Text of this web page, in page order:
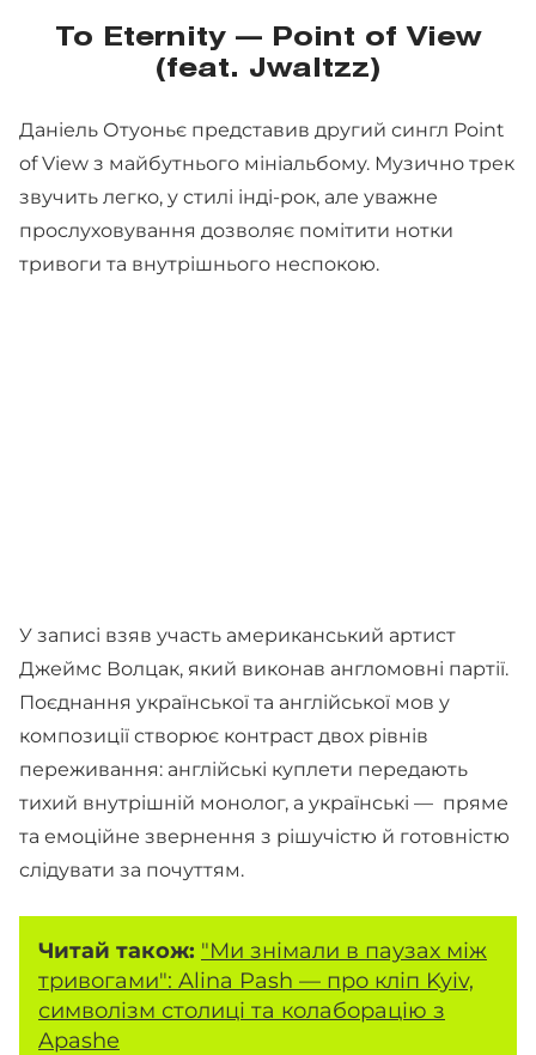
To Eternity — Point of View
(feat. Jwaltzz)
Даніель Отуоньє представив другий сингл Point
of View з майбутнього мініальбому. Музично трек
звучить легко, у стилі інді-рок, але уважне
прослуховування дозволяє помітити нотки
тривоги та внутрішнього неспокою.
У записі взяв участь американський артист
Джеймс Волцак, який виконав англомовні партії.
Поєднання української та англійської мов у
композиції створює контраст двох рівнів
переживання: англійські куплети передають
тихий внутрішній монолог, а українські — пряме
та емоційне звернення з рішучістю й готовністю
слідувати за почуттям.
Читай також: "Ми знімали в паузах між
тривогами": Alina Pash — про кліп Kyiv,
символізм столиці та колаборацію з
Apashe